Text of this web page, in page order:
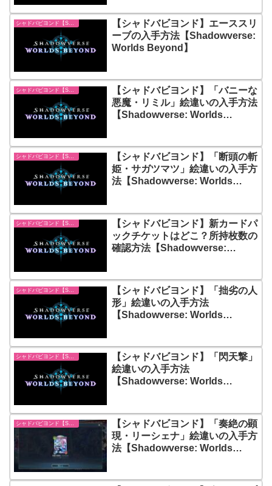
【シャドバビヨンド】エーススリ
ーブの入手方法【Shadowverse:
Worlds Beyond】
【シャドバビヨンド】「バニーな
悪魔・リミル」絵違いの入手方法
【Shadowverse: Worlds
シャドバビヨンド【Shadowverse: Worlds Beyond】
【シャドバビヨンド】「断頭の斬
姫・サガツマツ」絵違いの入手方
法【Shadowverse: Worlds
【シャドバビヨンド】新カードパ
ックチケットはどこ？所持枚数の
確認方法【Shadowverse:
【シャドバビヨンド】「拙劣の人
形」絵違いの入手方法
【Shadowverse: Worlds
シャドバビヨンド【Shadowverse: Worlds Beyond】
【シャドバビヨンド】「閃天撃」
絵違いの入手方法
【Shadowverse: Worlds
【シャドバビヨンド】「奏絶の顕
現・リーシェナ」絵違いの入手方
法【Shadowverse: Worlds